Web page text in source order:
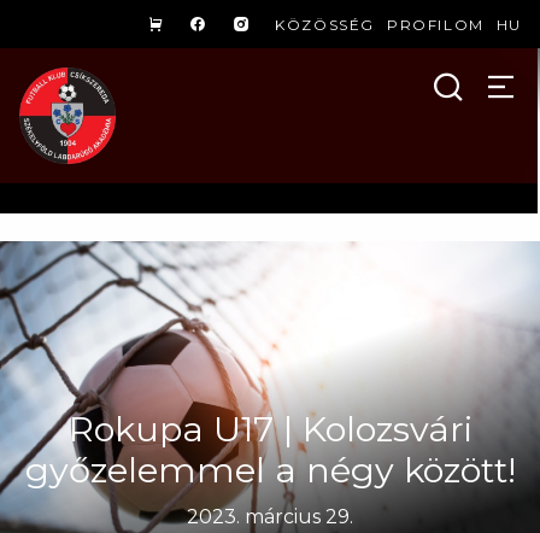
KÖZÖSSÉG PROFILOM HU
Rokupa U17 | Kolozsvári
győzelemmel a négy között!
2023. március 29.